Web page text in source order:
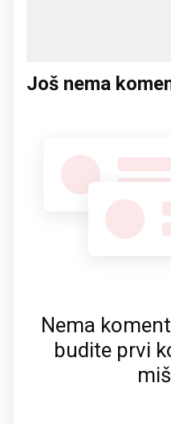
Još nema
Nema
budite prvi